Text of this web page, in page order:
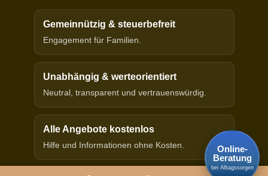
Online-
Beratung
bei Alltagssorgen
Gemeinnützig & steuerbefreit
Engagement für Familien.
Unabhängig & werteorientiert
Neutral, transparent und vertrauenswürdig.
Alle Angebote kostenlos
Hilfe und Informationen ohne Kosten.